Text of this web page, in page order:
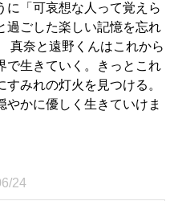
に「可哀想な人って覚えら
過ごした楽しい記憶を忘れ
真奈と遠野くんはこれから
で生きていく。きっとこれ
みれの灯火を見つける。
やかに優しく生きていけま
24